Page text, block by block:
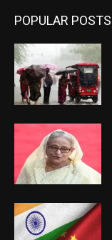
POPULAR POSTS